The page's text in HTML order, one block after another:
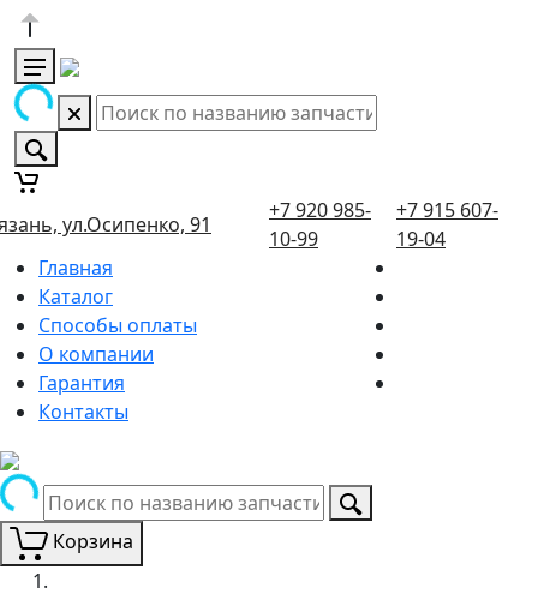
ул.Осипенко, 91
+7 920 985-
10-99
+7 915 607-
19-04
Главная
Каталог
Способы оплаты
О компании
Гарантия
Контакты
Корзина